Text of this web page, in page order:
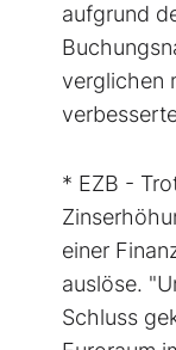
aufgrund
verglichen
* EZB -
einer
auslöse.
Schluss